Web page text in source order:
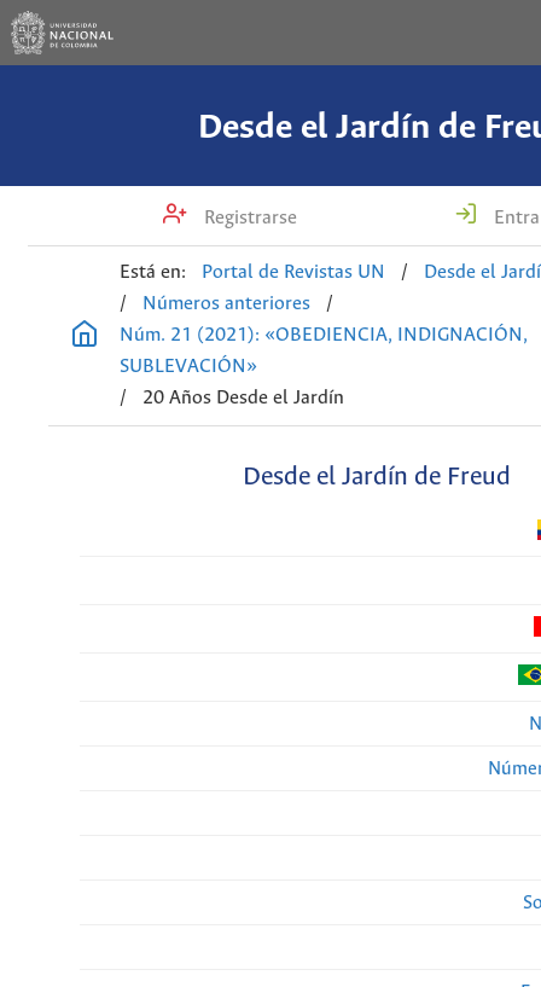
Desde el Jardín de
Registrarse
Está en: Portal de Revistas UN /
Desde el
/
Números anteriores
/
Núm. 21 (2021): «OBEDIENCIA, INDIGNACIÓN,
SUBLEVACIÓN»
/
20 Años Desde el Jardín
Desde el Jardín de Freud